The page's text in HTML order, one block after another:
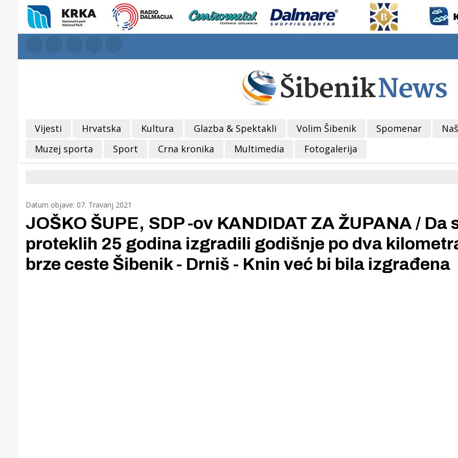
Vijesti Hrvatska Kultura Glazba & Spektakli Volim Šibenik Spomenar
Muzej sporta
Sport Crna kronika Multimedia Fotogalerija
Datum objave: 07. Travanj 2021
JOŠKO ŠUPE, SDP -ov KANDIDAT ZA ŽUPANA / Da
proteklih 25 godina izgradili godišnje po dva
brze ceste Šibenik - Drniš - Knin već bi bila izgrađena